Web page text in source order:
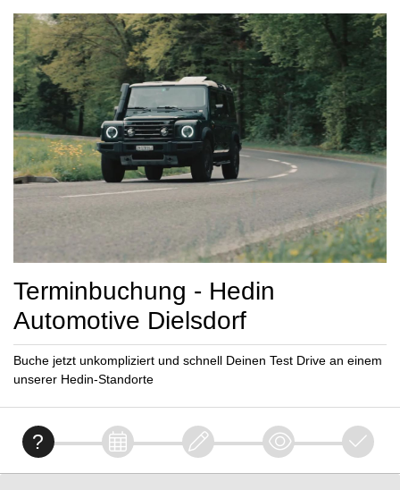
Terminbuchung - Hedin
Automotive Dielsdorf
Buche jetzt unkompliziert und schnell Deinen Test Drive an einem
unserer Hedin-Standorte